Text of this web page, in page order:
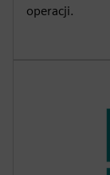
operacji.